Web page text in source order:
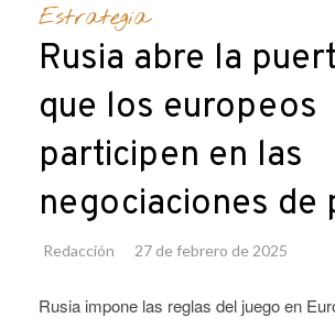
Estrategia
Rusia abre la
que los europeos
participen en las
negociaciones de
Redacción 27 de febrero de 2025
Rusia impone las reglas del juego en